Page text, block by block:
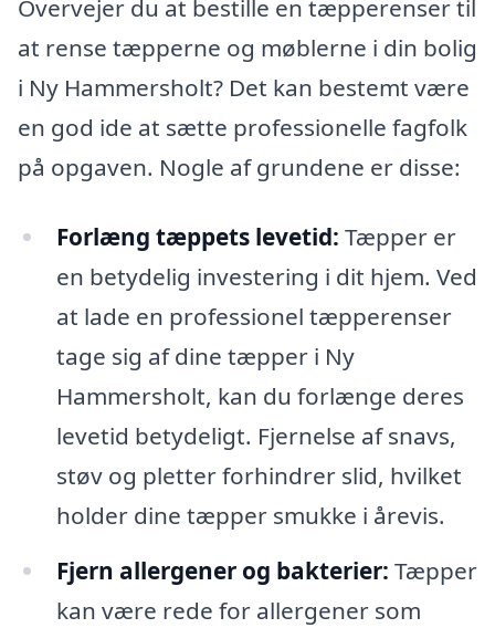
Overvejer du at bestille en tæpperenser til
at rense tæpperne og møblerne i din bolig
i Ny Hammersholt? Det kan bestemt være
en god ide at sætte professionelle fagfolk
på opgaven. Nogle af grundene er disse:
Forlæng tæppets levetid: Tæpper er
en betydelig investering i dit hjem. Ved
at lade en professionel tæpperenser
tage sig af dine tæpper i Ny
Hammersholt, kan du forlænge deres
levetid betydeligt. Fjernelse af snavs,
støv og pletter forhindrer slid, hvilket
holder dine tæpper smukke i årevis.
Fjern allergener og bakterier: Tæpper
kan være rede for allergener som